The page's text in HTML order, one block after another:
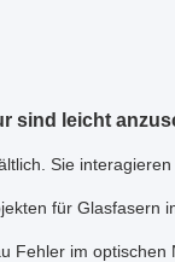
sind leicht
Sie
für Glasfasern
Fehler im